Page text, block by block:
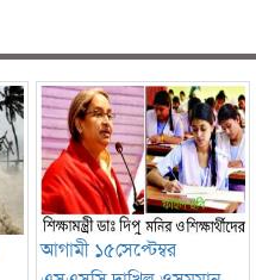
আগামী ১৫সেপ্টেম্বর